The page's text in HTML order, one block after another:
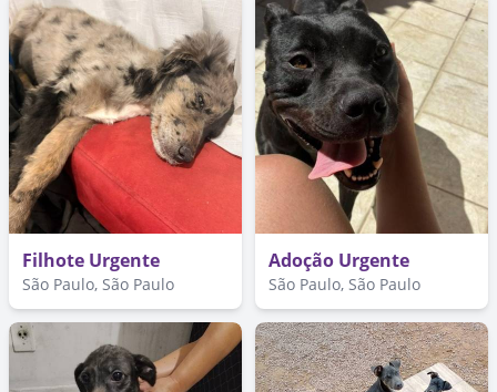
Filhote Urgente
São Paulo, São Paulo
Adoção Urgente
São Paulo, São Paulo